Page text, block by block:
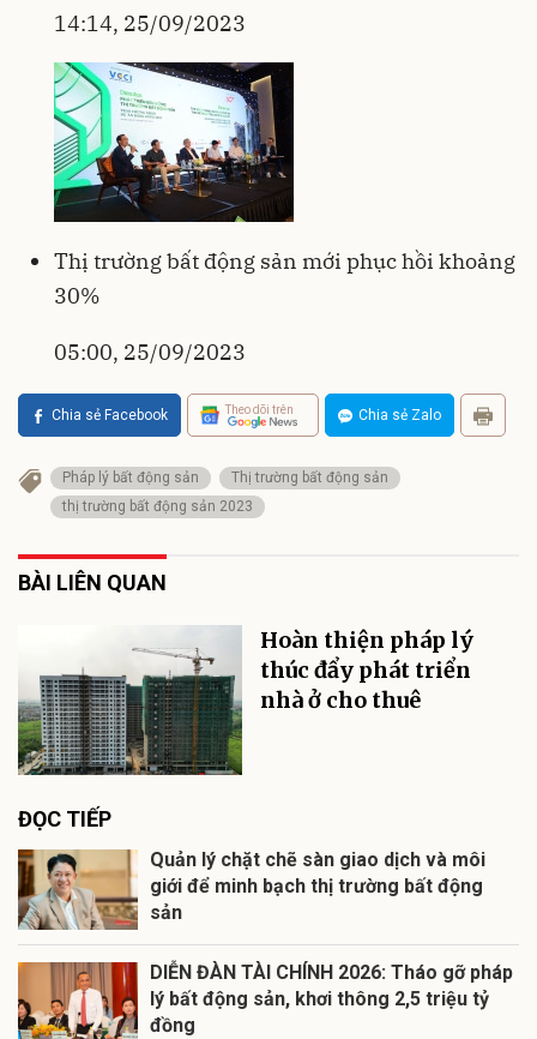
14:14, 25/09/2023
Thị trường bất động sản mới phục hồi khoảng
30%
05:00, 25/09/2023
Chia sẻ Facebook Theo dõi trên Chia sẻ Zalo
Pháp lý bất động sản
Thị trường bất động sản
thị trường bất động sản 2023
BÀI LIÊN QUAN
Hoàn thiện pháp lý
thúc đẩy phát triển
nhà ở cho thuê
ĐỌC TIẾP
Quản lý chặt chẽ sàn giao dịch và môi
giới để minh bạch thị trường bất động
sản
DIỄN ĐÀN TÀI CHÍNH 2026: Tháo gỡ pháp
lý bất động sản, khơi thông 2,5 triệu tỷ
đồng